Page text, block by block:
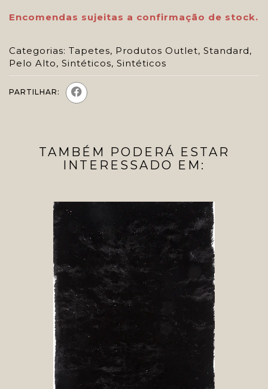
Encomendas sujeitas a confirmação de stock.
Categorias: Tapetes, Produtos Outlet, Standard,
Pelo Alto, Sintéticos, Sintéticos
PARTILHAR:
TAMBÉM PODERÁ ESTAR
INTERESSADO EM: